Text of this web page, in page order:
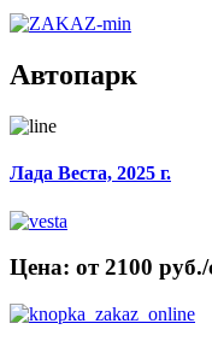
Автопарк
Лада Веста, 2025 г.
Цена: от 2100 руб./